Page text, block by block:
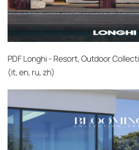
PDFLonghi - Resort, Outdoor
(it, en, ru, zh)